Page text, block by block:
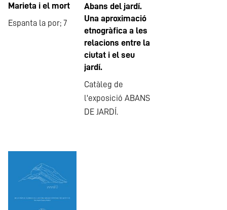
Marieta i el mort
Espanta la por; 7
Abans del jardí.
Una aproximació
etnogràfica a les
relacions entre la
ciutat i el seu
jardí.
Catàleg de
l'exposició ABANS
DE JARDÍ.